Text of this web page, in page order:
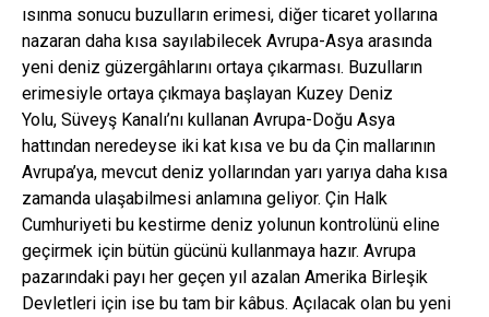
ısınma sonucu buzulların erimesi, diğer ticaret yollarına
nazaran daha kısa sayılabilecek Avrupa-Asya arasında
yeni deniz güzergâhlarını ortaya çıkarması. Buzulların
erimesiyle ortaya çıkmaya başlayan Kuzey Deniz
Yolu, Süveyş Kanalı’nı kullanan Avrupa-Doğu Asya
hattından neredeyse iki kat kısa ve bu da Çin mallarının
Avrupa’ya, mevcut deniz yollarından yarı yarıya daha kısa
zamanda ulaşabilmesi anlamına geliyor. Çin Halk
Cumhuriyeti bu kestirme deniz yolunun kontrolünü eline
geçirmek için bütün gücünü kullanmaya hazır. Avrupa
pazarındaki payı her geçen yıl azalan Amerika Birleşik
Devletleri için ise bu tam bir kâbus. Açılacak olan bu yeni